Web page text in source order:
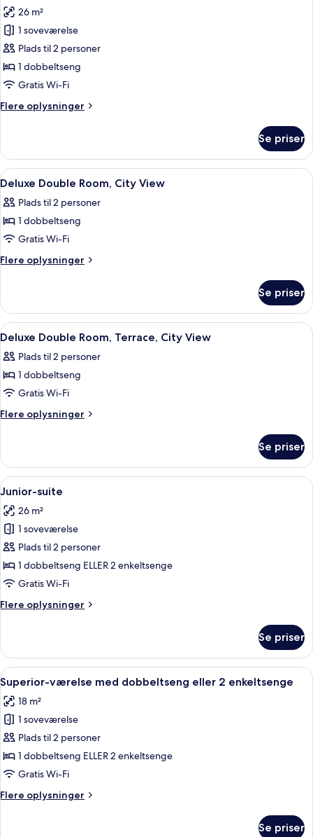
af
Panoramic
Junior
Suite
26 m²
1 soveværelse
Plads til 2 personer
1 dobbeltseng
Gratis Wi-Fi
Flere oplysninger
Flere
Junior
Suite
Se priser
Indlæs
alle
billeder
af
Deluxe
Double
View
Et hotelværelse med en seng, to
7
Deluxe Double Room, City View
Plads til 2 personer
1 dobbeltseng
Gratis Wi-Fi
Flere oplysninger
Flere
Double
Room,
City
Se priser
Indlæs
alle
billeder
af
Deluxe
Double
City
View
Et rundt bord med
2
Deluxe Double Room, Terrace, City View
Plads til 2 personer
1 dobbeltseng
Gratis Wi-Fi
Flere oplysninger
Flere
Double
Room,
Terrace,
View
Se priser
Indlæs
alle
billeder
af
Junior-
suite
Et moderne hotelværelse med et
6
Junior-suite
26 m²
1 soveværelse
Plads til 2 personer
1 dobbeltseng ELLER 2 enkeltsenge
Gratis Wi-Fi
Flere oplysninger
Flere
suite
Se priser
Indlæs
alle
billeder
af
Superior-
værelse
med
eller
Et hotelværelse med en stor seng,
6
Superior-værelse med dobbeltseng eller 2 enkeltsenge
18 m²
1 soveværelse
Plads til 2 personer
1 dobbeltseng ELLER 2 enkeltsenge
Gratis Wi-Fi
Flere oplysninger
Flere
Se priser